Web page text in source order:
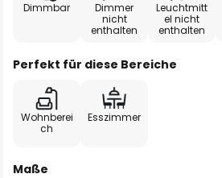
Dimmbar
Dimmer
nicht
enthalten
Leuchtmitt
el nicht
enthalten
Perfekt für diese Bereiche
Wohnberei
ch
Esszimmer
Maße